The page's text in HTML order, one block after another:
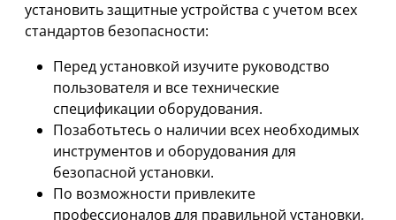
установить защитные устройства с учетом всех
стандартов безопасности:
Перед установкой изучите руководство
пользователя и все технические
спецификации оборудования.
Позаботьтесь о наличии всех необходимых
инструментов и оборудования для
безопасной установки.
По возможности привлеките
профессионалов для правильной установки,